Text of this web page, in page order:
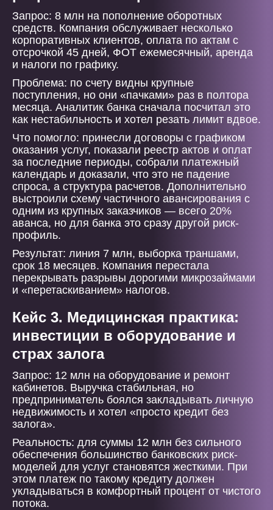
Запрос: 8 млн на пополнение оборотных
средств. Компания обслуживает несколько
корпоративных клиентов, оплата по актам с
отсрочкой 45 дней, ФОТ ежемесячный, аренда
и налоги по графику.
Проблема: по счету видны крупные
поступления, но они «пачками» раз в полтора
месяца. Аналитик банка сначала посчитал это
как нестабильность и хотел резать лимит вдвое.
Что помогло: принесли договоры с графиком
оказания услуг, показали реестр актов и оплат
за последние периоды, собрали платежный
календарь и доказали, что это не падение
спроса, а структура расчетов. Дополнительно
выстроили схему частичного авансирования с
одним из крупных заказчиков — всего 20%
аванса, но для банка это сразу другой риск-
профиль.
Результат: линия 7 млн, выборка траншами,
срок 18 месяцев. Компания перестала
перекрывать разрывы дорогими микрозаймами
и «перетаскиванием» налогов.
Кейс 3. Медицинская практика:
инвестиции в оборудование и
страх залога
Запрос: 12 млн на оборудование и ремонт
кабинетов. Выручка стабильная, но
предприниматель боялся закладывать личную
недвижимость и хотел «просто кредит без
залога».
Реальность: для суммы 12 млн без сильного
обеспечения большинство банковских риск-
моделей для услуг становятся жесткими. При
этом платеж по такому кредиту должен
укладываться в комфортный процент от чистого
потока.